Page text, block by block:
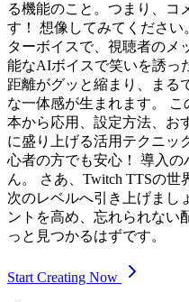
る機能のこと。つまり、コ
す！ 想像してみてくださ
ターボイスで、視聴者のメ
能なAIボイスで笑いを誘っ
距離がグッと縮まり、まる
な一体感が生まれます。 こ
本から応用、設定方法、お
に盛り上げる活用テクニッ
心者の方でも安心！ 導入
ん。 さあ、Twitch TTSの
次のレベルへ引き上げまし
ントを高め、忘れられない
っと見つかるはずです。
Start Creating Now